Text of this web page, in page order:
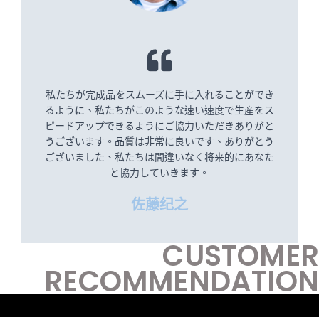
私たちが完成品をスムーズに手に入れることができ
るように、私たちがこのような速い速度で生産をス
ピードアップできるようにご協力いただきありがと
うございます。品質は非常に良いです、ありがとう
ございました、私たちは間違いなく将来的にあなた
と協力していきます。
佐藤纪之
CUSTOMER
RECOMMENDATION